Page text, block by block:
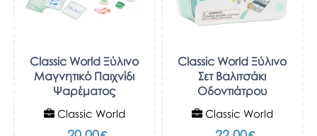
Classic World Ξύλινο
Μαγνητικό Παιχνίδι
Ψαρέματος
Classic World
Classic World Ξύλινο
Σετ Βαλιτσάκι
Οδοντιάτρου
Classic World